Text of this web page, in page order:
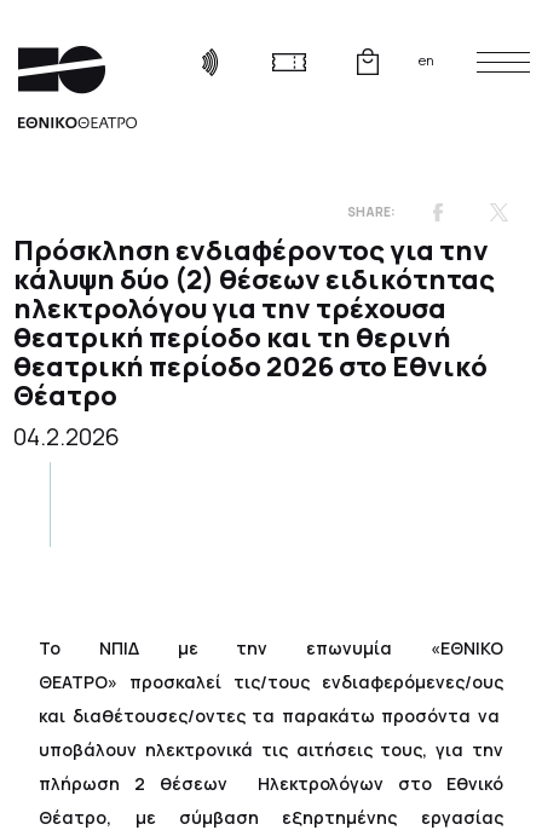
en
Πρόσκληση ενδιαφέροντος για την
κάλυψη δύο (2) θέσεων ειδικότητας
ηλεκτρολόγου για την τρέχουσα
θεατρική περίοδο και τη θερινή
θεατρική περίοδο 2026 στο Εθνικό
Θέατρο
04.2.2026
Το ΝΠΙΔ με την επωνυμία «ΕΘΝΙΚΟ
ΘΕΑΤΡΟ» προσκαλεί τις/τους ενδιαφερόμενες/ους
και διαθέτουσες/οντες τα παρακάτω προσόντα να
υποβάλουν ηλεκτρονικά τις αιτήσεις τους, για την
πλήρωση 2 θέσεων Ηλεκτρολόγων στο Εθνικό
Θέατρο, με σύμβαση εξηρτημένης εργασίας